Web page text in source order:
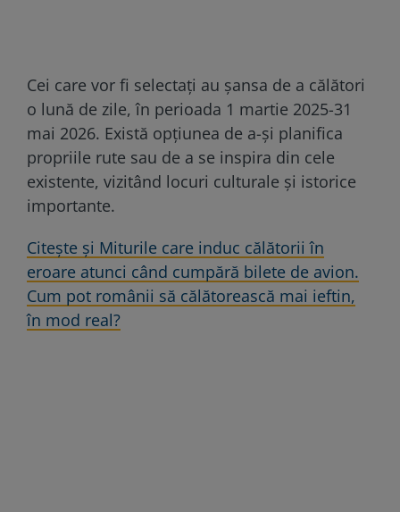
Cei care vor fi selectați au șansa de a călători
o lună de zile, în perioada 1 martie 2025-31
mai 2026. Există opțiunea de a-și planifica
propriile rute sau de a se inspira din cele
existente, vizitând locuri culturale și istorice
importante.
Citește și Miturile care induc călătorii în
eroare atunci când cumpără bilete de avion.
Cum pot românii să călătorească mai ieftin,
în mod real?